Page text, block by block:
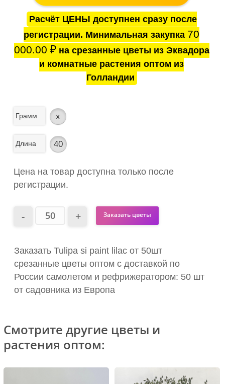
Расчёт ЦЕНЫ доступнен сразу после
регистрации. Минимальная закупка 70
000.00 ₽на срезанные цветы из Эквадора
и комнатные растения оптом из
Голландии
Грамм x
Длина 40
Цена на товар доступна только после
регистрации.
Заказать цветы
Заказать Tulipa si paint lilac от 50шт
срезанные цветы оптом с доставкой по
России самолетом и рефрижератором: 50 шт
от садовника из Европа
Смотрите другие цветы и
растения оптом: